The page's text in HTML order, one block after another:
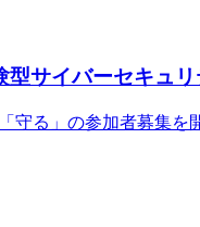
サイバーセキュ
守る」の参加者募集を